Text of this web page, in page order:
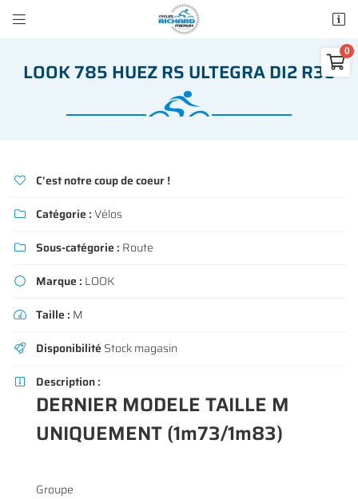
 
01 64 34 07 57

 Adresse email de réception
Recopier le code ci-contre
Rafraîchir le captcha
En cochant cette case, vous consentez à recevoir nos propositions commerciales à
l'adresse email indiqué ci-dessus. Vous pouvez vous désinscrire à tout moment en
LOOK 785 HUEZ RS ULTEGRA DI2 R38
 C'est notre coup de coeur !
 Catégorie :Vélos
 Sous-catégorie : Route
 Marque : LOOK
 Taille : M
 Disponibilité Stock magasin
 Description :
DERNIER MODELE TAILLE M
UNIQUEMENT (1m73/1m83)
Groupe